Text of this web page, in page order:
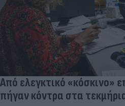
Από ελεγκτικό «κόσκινο»
πήγαν κόντρα στα